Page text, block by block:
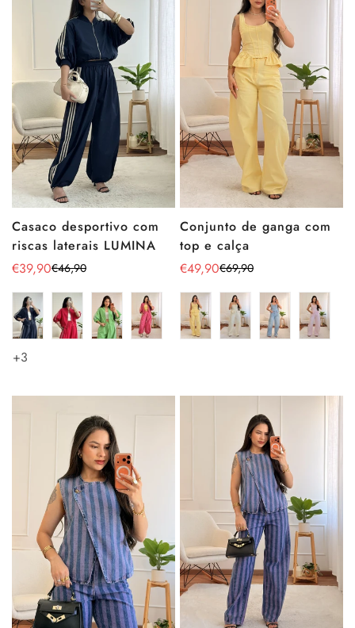
Casaco desportivo com
riscas laterais LUMINA
Preço
de
venda
€39,90
Preço
regular
€46,90
+3
Conjunto de ganga com
top e calça
Preço
de
venda
€49,90
Preço
regular
€69,90